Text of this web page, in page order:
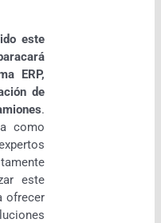
este
ERP,
de
.
como
este
ofrecer